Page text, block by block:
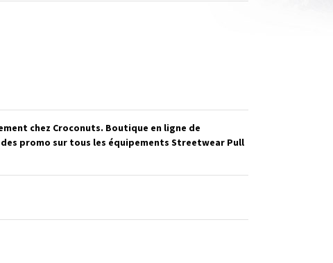
chez Croconuts. Boutique en ligne de
promo sur tous les équipements Streetwear Pull